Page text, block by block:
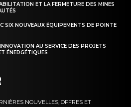
ET LA FERMETURE DES MINES
SIX NOUVEAUX ÉQUIPEMENTS DE POINTE
AU SERVICE DES PROJETS
ÉNERGÉTIQUES
NOUVELLES, OFFRES ET